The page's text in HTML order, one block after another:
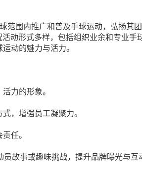
围内推广和普及手球运动，弘扬其
形式多样，包括组织业余和专业手
动的魅力与活力。
力的形象。
，增强员工凝聚力。
任。
故事或趣味挑战，提升品牌曝光与互